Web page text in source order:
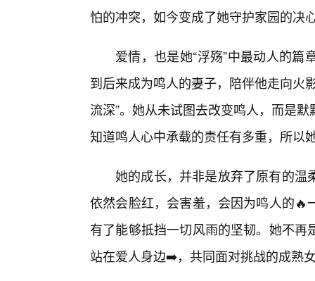
怕的冲突，如今变成了她守护家园的决
爱情，也是她“浮殇”中最动人的
到后来成为鸣人的妻子，陪伴他走向火
流深”。她从未试图去改变鸣人，而是
知道鸣人心中承载的责任有多重，所以
她的成长，并非是放弃了原有的温
依然会脸红，会害羞，会因为鸣人的
有了能够抵挡一切风雨的坚韧。她不
站在爱人身边➡️，共同面对挑战的成熟